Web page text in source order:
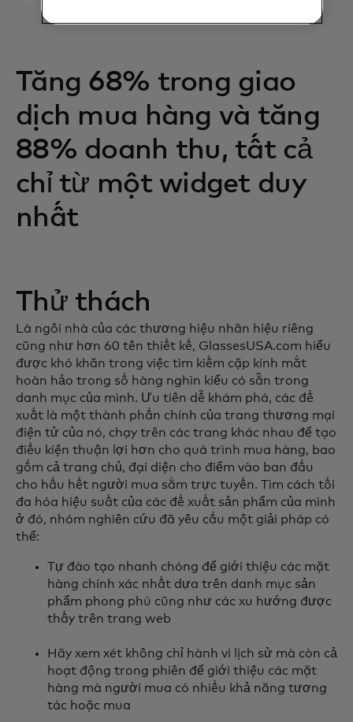
Tăng 68% trong giao
dịch mua hàng và tăng
88% doanh thu, tất cả
chỉ từ một widget duy
nhất
Thử thách
Là ngôi nhà của các thương hiệu nhãn hiệu riêng
cũng như hơn 60 tên thiết kế, GlassesUSA.com hiểu
được khó khăn trong việc tìm kiếm cặp kính mắt
hoàn hảo trong số hàng nghìn kiểu có sẵn trong
danh mục của mình. Ưu tiên dễ khám phá, các đề
xuất là một thành phần chính của trang thương mại
điện tử của nó, chạy trên các trang khác nhau để tạo
điều kiện thuận lợi hơn cho quá trình mua hàng, bao
gồm cả trang chủ, đại diện cho điểm vào ban đầu
cho hầu hết người mua sắm trực tuyến. Tìm cách tối
đa hóa hiệu suất của các đề xuất sản phẩm của mình
ở đó, nhóm nghiên cứu đã yêu cầu một giải pháp có
thể:
Tự đào tạo nhanh chóng để giới thiệu các mặt
hàng chính xác nhất dựa trên danh mục sản
phẩm phong phú cũng như các xu hướng được
thấy trên trang web
Hãy xem xét không chỉ hành vi lịch sử mà còn cả
hoạt động trong phiên để giới thiệu các mặt
hàng mà người mua có nhiều khả năng tương
tác hoặc mua